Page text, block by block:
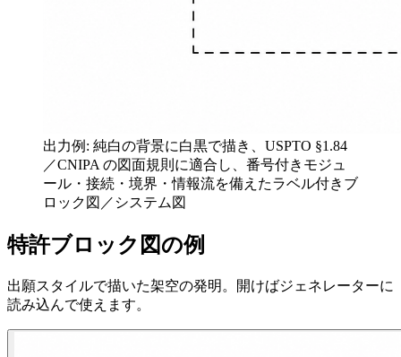
出力例: 純白の背景に白黒で描き、USPTO §1.84
／CNIPA の図面規則に適合し、番号付きモジュ
ール・接続・境界・情報流を備えたラベル付きブ
ロック図／システム図
特許ブロック図の例
出願スタイルで描いた架空の発明。開けばジェネレーターに
読み込んで使えます。